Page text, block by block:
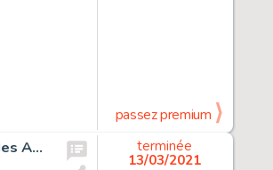
passez premium
Une Aventure de John Difool, L'Incal Lumière #2 Planche 48 (Les Humanoïdes Associés, 1982). Jean Giraud (Moebius) Une Aventure de John Difool, L'Incal Lumière #2 Story Page 48 Original Art (Les Humanoïdes Associés, 1982).
terminée
13/03/2021